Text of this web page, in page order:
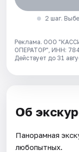
2 шаг.
Реклама. ООО
ОПЕРАТОР", ИНН:
Действует до 31
Об
Панорамная
любопытных.